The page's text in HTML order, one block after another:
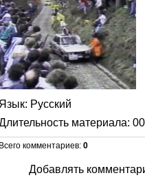
Язык: Русский
Длительность материала:
Всего комментариев: 0
Добавлять